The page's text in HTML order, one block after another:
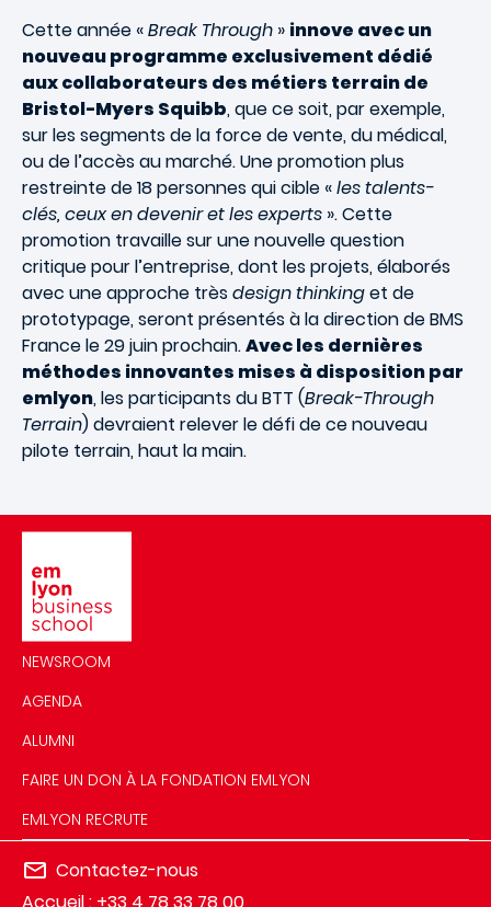
Cette année «Break Through » innove avec un
nouveau programme exclusivement dédié
aux collaborateurs des métiers terrain de
Bristol-Myers Squibb, que ce soit, par exemple,
sur les segments de la force de vente, du médical,
ou de l’accès au marché. Une promotion plus
restreinte de 18 personnes qui cible «les talents-
clés, ceux en devenir et les experts ». Cette
promotion travaille sur une nouvelle question
critique pour l’entreprise, dont les projets, élaborés
avec une approche trèsdesign thinkinget de
prototypage, seront présentés à la direction de BMS
France le 29 juin prochain.Avec les dernières
méthodes innovantes mises à disposition par
emlyon, les participants du BTT (Break-Through
Terrain) devraient relever le défi de ce nouveau
pilote terrain, haut la main.
NEWSROOM
AGENDA
ALUMNI
FAIRE UN DON À LA FONDATION EMLYON
EMLYON RECRUTE
Contactez-nous